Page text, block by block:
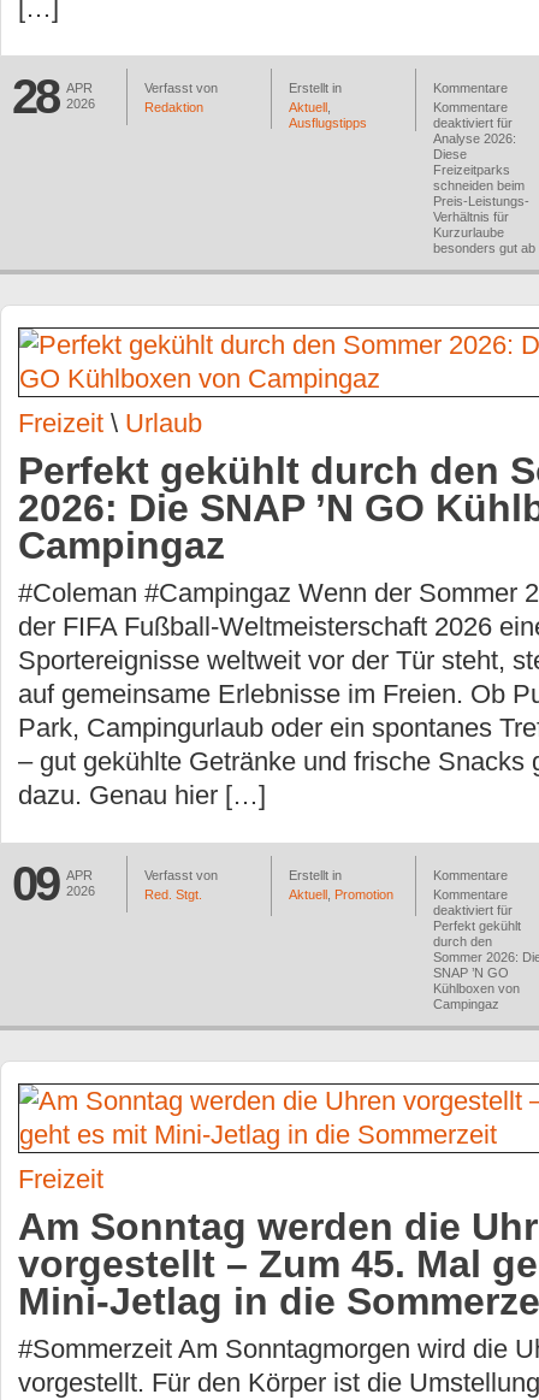
[…]
28 APR
2026
Verfasst von
Redaktion
Erstellt in
Aktuell
Ausflugstipps
Kommentare
Kommentare
deaktiviert für
Analyse 2026:
Diese
Freizeitparks
schneiden beim
Preis-Leistungs-
Verhältnis für
Kurzurlaube
besonders gut ab
Freizeit \ Urlaub
Perfekt gekühlt durch den
2026: Die SNAP ’N GO
Campingaz
#Coleman #Campingaz Wenn der Sommer
der FIFA Fußball-Weltmeisterschaft 2026
Sportereignisse weltweit vor der Tür steht,
auf gemeinsame Erlebnisse im Freien. Ob
Park, Campingurlaub oder ein spontanes
– gut gekühlte Getränke und frische Snacks
dazu. Genau hier […]
09 APR
2026
Verfasst von
Red. Stgt.
Erstellt in
Aktuell Promotion
Kommentare
Kommentare
deaktiviert für
Perfekt gekühlt
durch den
Sommer 2026:
SNAP ’N GO
Kühlboxen von
Campingaz
Freizeit
Am Sonntag werden die
vorgestellt – Zum 45. Mal
Mini-Jetlag in die
#Sommerzeit Am Sonntagmorgen wird die
vorgestellt. Für den Körper ist die